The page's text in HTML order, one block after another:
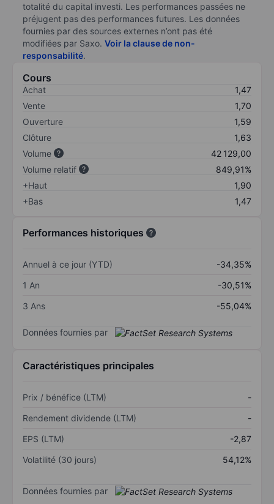
totalité du capital investi. Les performances passées ne
préjugent pas des performances futures. Les données
fournies par des sources externes n’ont pas été
modifiées par Saxo. Voir la clause de non-
responsabilité.
Cours
Achat
1,47
Vente
1,70
Ouverture
1,59
Clôture
1,63
Volume
42 129,00
Volume relatif
849,91%
+Haut
1,90
+Bas
1,47
Performances historiques
Annuel à ce jour (YTD)
-34,35%
1 An
-30,51%
3 Ans
-55,04%
Données fournies par
Caractéristiques principales
Prix / bénéfice (LTM)
-
Rendement dividende (LTM)
-
EPS (LTM)
-2,87
Volatilité (30 jours)
54,12%
Données fournies par